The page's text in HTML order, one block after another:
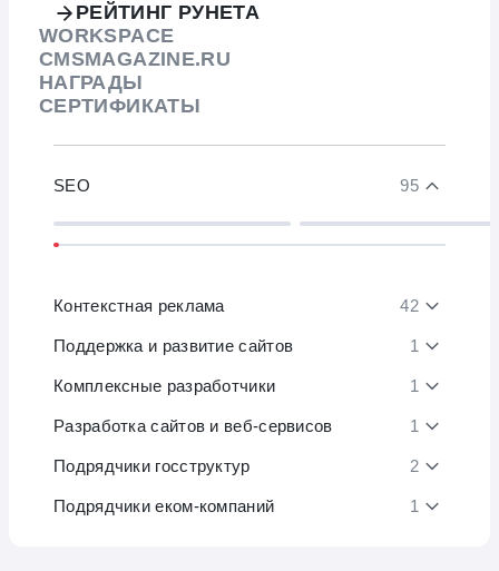
РЕЙТИНГ РУНЕТА
WORKSPACE
CMSMAGAZINE.RU
НАГРАДЫ
СЕРТИФИКАТЫ
SEO 95
Контекстная реклама 42
Поддержка и развитие сайтов 1
Комплексные разработчики 1
Разработка сайтов и веб-сервисов 1
Подрядчики госструктур 2
Подрядчики еком-компаний 1